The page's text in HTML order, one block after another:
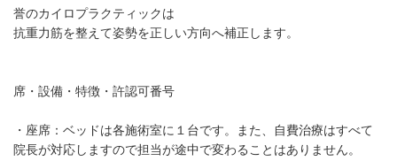
誉のカイロプラクティックは
抗重力筋を整えて姿勢を正しい方向へ補正します。
席・設備・特徴・許認可番号
・座席：ベッドは各施術室に１台です。また、自費治療はすべて
院長が対応しますので担当が途中で変わることはありません。